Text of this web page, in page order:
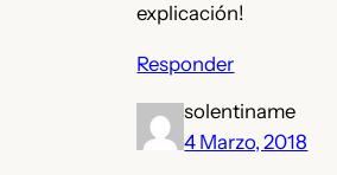
explicación!
Responder
solentiname
4 Marzo, 2018